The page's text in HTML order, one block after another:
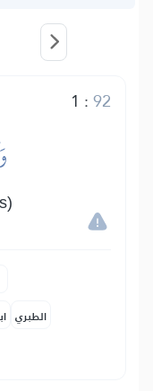
1 :92
الطبري